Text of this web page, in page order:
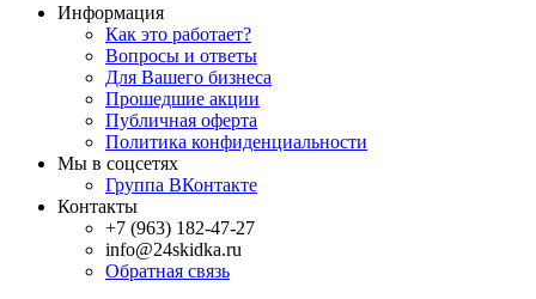
Информация
Как это работает?
Вопросы и ответы
Для Вашего бизнеса
Прошедшие акции
Публичная оферта
Политика конфиденциальности
Мы в соцсетях
Группа ВКонтакте
Контакты
+7 (963) 182-47-27
info@24skidka.ru
Обратная связь